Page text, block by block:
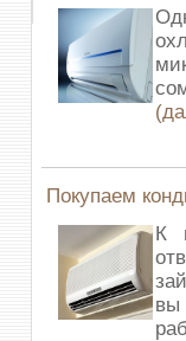
Покупаем
К
вы